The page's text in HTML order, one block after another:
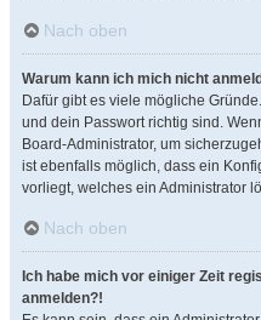
Nach oben
Warum kann ich mich nicht
Dafür gibt es viele mögliche
und dein Passwort richtig sind.
Board-Administrator, um
ist ebenfalls möglich, dass ein
vorliegt, welches ein Administrator
Nach oben
Ich habe mich vor einiger Zeit
anmelden?!